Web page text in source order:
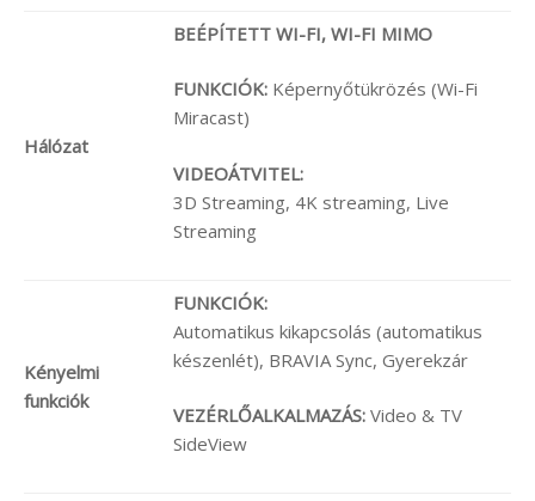
Hálózat
BEÉPÍTETT WI-FI, WI-FI MIMO
FUNKCIÓK: Képernyőtükrözés (Wi-Fi
Miracast)
VIDEOÁTVITEL:
3D Streaming, 4K streaming, Live
Streaming
Kényelmi
funkciók
FUNKCIÓK:
Automatikus kikapcsolás (automatikus
készenlét), BRAVIA Sync, Gyerekzár
VEZÉRLŐALKALMAZÁS: Video & TV
SideView